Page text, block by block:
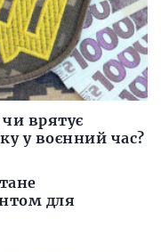
чи врятує
у воєнний час?
для